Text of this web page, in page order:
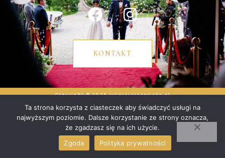
KONTAKT
Copyright © 2026 sylwiajarczewska.pl
Ta strona korzysta z ciasteczek aby świadczyć usługi na
najwyższym poziomie. Dalsze korzystanie ze strony oznacza,
że zgadzasz się na ich użycie.
Zgoda
Polityka prywatności